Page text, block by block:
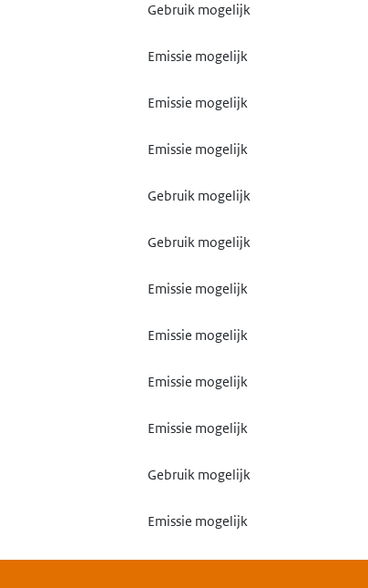
Gebruik mogelijk
Emissie mogelijk
Emissie mogelijk
Emissie mogelijk
Gebruik mogelijk
Gebruik mogelijk
Emissie mogelijk
Emissie mogelijk
Emissie mogelijk
Emissie mogelijk
Gebruik mogelijk
Emissie mogelijk